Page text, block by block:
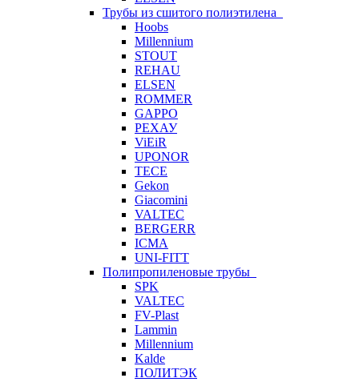
Трубы из сшитого полиэтилена
Hoobs
Millennium
STOUT
REHAU
ELSEN
ROMMER
GAPPO
РЕХАУ
ViEiR
UPONOR
TECE
Gekon
Giacomini
VALTEC
BERGERR
ICMA
UNI-FITT
Полипропиленовые трубы
SPK
VALTEC
FV-Plast
Lammin
Millennium
Kalde
ПОЛИТЭК